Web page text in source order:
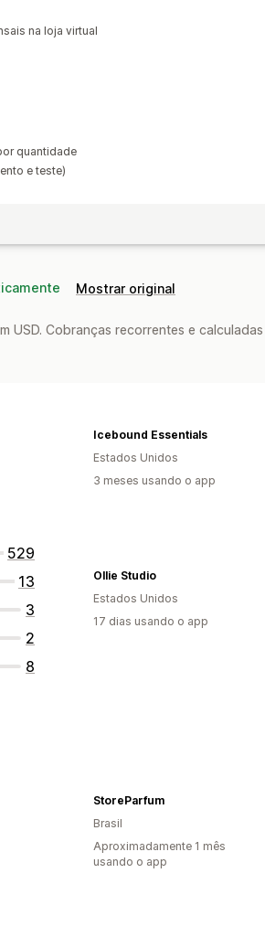
na loja virtual
quantidade
e teste)
Mostrar original
USD. Cobranças recorrentes e
529
13
3
2
8
Icebound Essentials
Estados Unidos
3 meses usando o app
Ollie Studio
Estados Unidos
17 dias usando o app
StoreParfum
Brasil
Aproximadamente 1 mês
usando o app